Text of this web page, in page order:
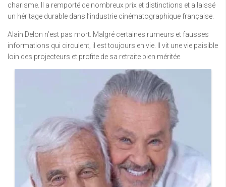
charisme. Il a remporté de nombreux prix et distinctions et a laissé
un héritage durable dans l’industrie cinématographique française.
Alain Delon n’est pas mort. Malgré certaines rumeurs et fausses
informations qui circulent, il est toujours en vie. Il vit une vie paisible
loin des projecteurs et profite de sa retraite bien méritée.